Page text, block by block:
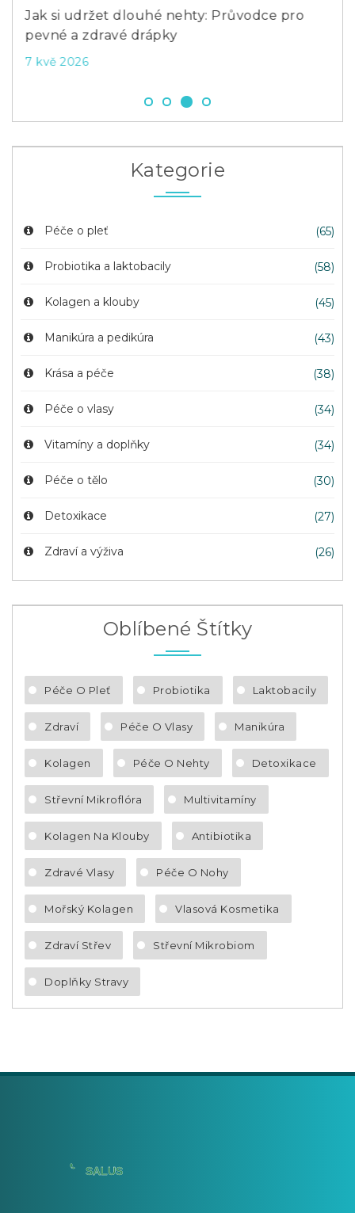
Jak si udržet dlouhé nehty: Průvodce pro
pevné a zdravé drápky
7 kvě 2026
Kategorie
Péče o pleť (65)
Probiotika a laktobacily (58)
Kolagen a klouby (45)
Manikúra a pedikúra (43)
Krása a péče (38)
Péče o vlasy (34)
Vitamíny a doplňky (34)
Péče o tělo (30)
Detoxikace (27)
Zdraví a výživa (26)
Oblíbené Štítky
Péče O Pleť Probiotika Laktobacily
Zdraví Péče O Vlasy Manikúra
Kolagen Péče O Nehty Detoxikace
Střevní Mikroflóra Multivitamíny
Kolagen Na Klouby Antibiotika
Zdravé Vlasy Péče O Nohy
Mořský Kolagen Vlasová Kosmetika
Zdraví Střev Střevní Mikrobiom
Doplňky Stravy